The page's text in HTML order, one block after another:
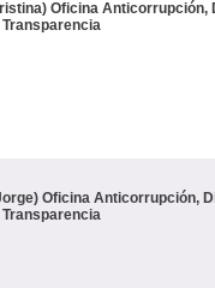
Oficina Anticorrupción,
Oficina Anticorrupción,